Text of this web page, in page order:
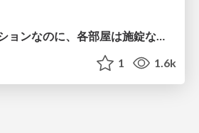
オートロックマンションなのに、各部屋は施錠なし！？ 攻撃者が組織内ネットワークで大暴れする理由 / The Front Door Is Locked, but the Rooms Are Wide Open: Why Attackers Move Freely Inside Enterprise Networks
1 1.6k